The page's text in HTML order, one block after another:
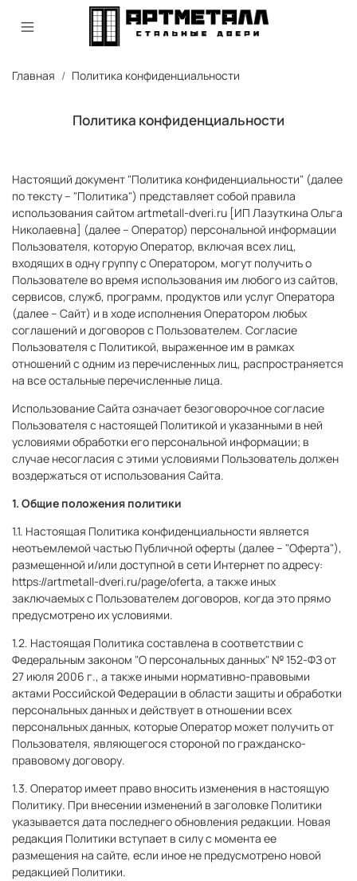
Главная Политика конфиденциальности
Политика конфиденциальности
Настоящий документ "Политика конфиденциальности" (далее
по тексту – "Политика") представляет собой правила
использования сайтом artmetall-dveri.ru [ИП Лазуткина Ольга
Николаевна] (далее – Оператор) персональной информации
Пользователя, которую Оператор, включая всех лиц,
входящих в одну группу с Оператором, могут получить о
Пользователе во время использования им любого из сайтов,
сервисов, служб, программ, продуктов или услуг Оператора
(далее – Сайт) и в ходе исполнения Оператором любых
соглашений и договоров с Пользователем. Согласие
Пользователя с Политикой, выраженное им в рамках
отношений с одним из перечисленных лиц, распространяется
на все остальные перечисленные лица.
Использование Сайта означает безоговорочное согласие
Пользователя с настоящей Политикой и указанными в ней
условиями обработки его персональной информации; в
случае несогласия с этими условиями Пользователь должен
воздержаться от использования Сайта.
1. Общие положения политики
1.1. Настоящая Политика конфиденциальности является
неотъемлемой частью Публичной оферты (далее – "Оферта"),
размещенной и/или доступной в сети Интернет по адресу:
https://artmetall-dveri.ru/page/oferta, а также иных
заключаемых с Пользователем договоров, когда это прямо
предусмотрено их условиями.
1.2. Настоящая Политика составлена в соответствии с
Федеральным законом "О персональных данных" № 152-ФЗ от
27 июля 2006 г., а также иными нормативно-правовыми
актами Российской Федерации в области защиты и обработки
персональных данных и действует в отношении всех
персональных данных, которые Оператор может получить от
Пользователя, являющегося стороной по гражданско-
правовому договору.
1.3. Оператор имеет право вносить изменения в настоящую
Политику. При внесении изменений в заголовке Политики
указывается дата последнего обновления редакции. Новая
редакция Политики вступает в силу с момента ее
размещения на сайте, если иное не предусмотрено новой
редакцией Политики.